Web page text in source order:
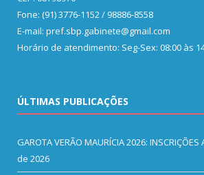
Fone: (91) 3776-1152 / 98886-8558
E-mail: pref.sbp.gabinete@gmail.com
Horário de atendimento: Seg-Sex: 08:00 às
ÚLTIMAS PUBLICAÇÕES
GAROTA VERÃO MAURÍCIA 2026: INSCRIÇÕES
de 2026